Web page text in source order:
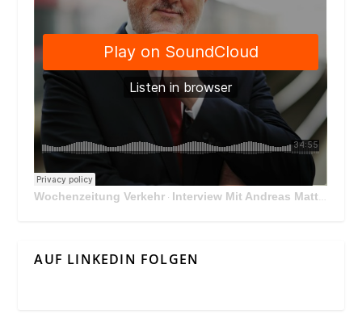
Wochenzeitung Verkehr · Interview Mit Andreas Matthä, CEO der ÖBB Holding
AUF LINKEDIN FOLGEN